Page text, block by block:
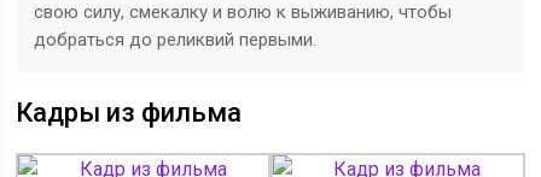
свою силу, смекалку и волю к выживанию, чтобы
добраться до реликвий первыми.
Кадры из фильма